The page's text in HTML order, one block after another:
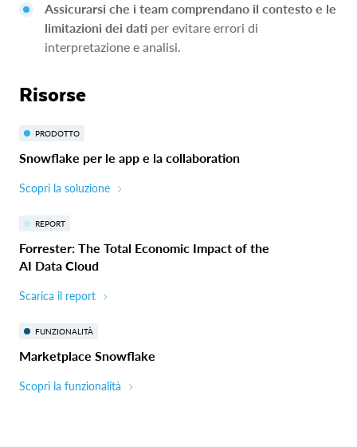
Assicurarsi che i team comprendano il contesto e le
limitazioni dei dati per evitare errori di
interpretazione e analisi.
Risorse
PRODOTTO
Snowflake per le app e la collaboration
Scopri la soluzione
REPORT
Forrester: The Total Economic Impact of the
AI Data Cloud
Scarica il report
FUNZIONALITÀ
Marketplace Snowflake
Scopri la funzionalità